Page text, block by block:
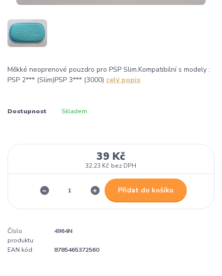
Měkké neoprenové pouzdro pro PSP Slim.Kompatibilní s modely :
PSP 2*** (Slim)PSP 3*** (3000) celý popis
Dostupnost Skladem
39 Kč
32,23 Kč bez DPH
Přidat do košíku
Číslo
produktu:
4964N
EAN kód: 8785465372560